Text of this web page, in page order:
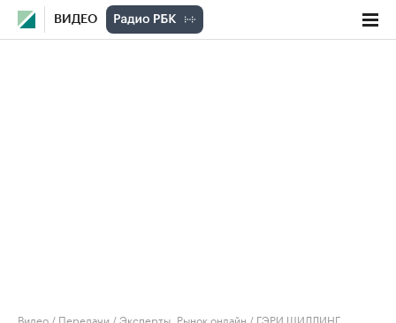
ВИДЕО
Видео / Передачи /Эксперты. Рынок онлайн / ГЭРИ ШИЛЛИНГ